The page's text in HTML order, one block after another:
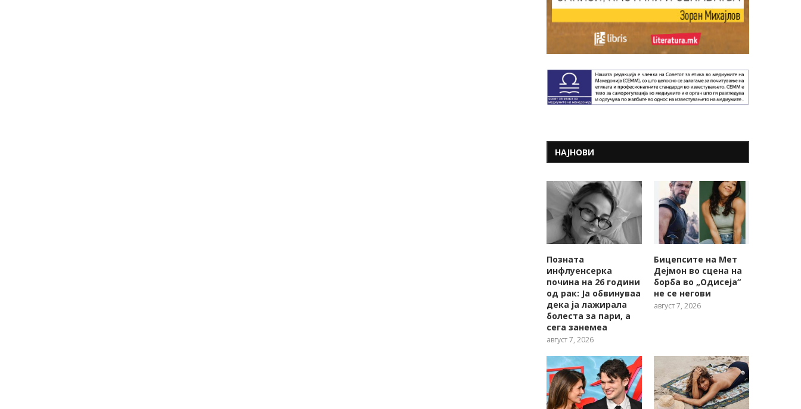
НАЈНОВИ
Позната
инфлуенсерка
почина на 26 години
од рак: Ја обвинуваа
дека ја лажирала
болеста за пари, а
сега занемеа
август 7, 2026
Бицепсите на Мет
Дејмон во сцена на
борба во „Одисеја“
не се негови
август 7, 2026